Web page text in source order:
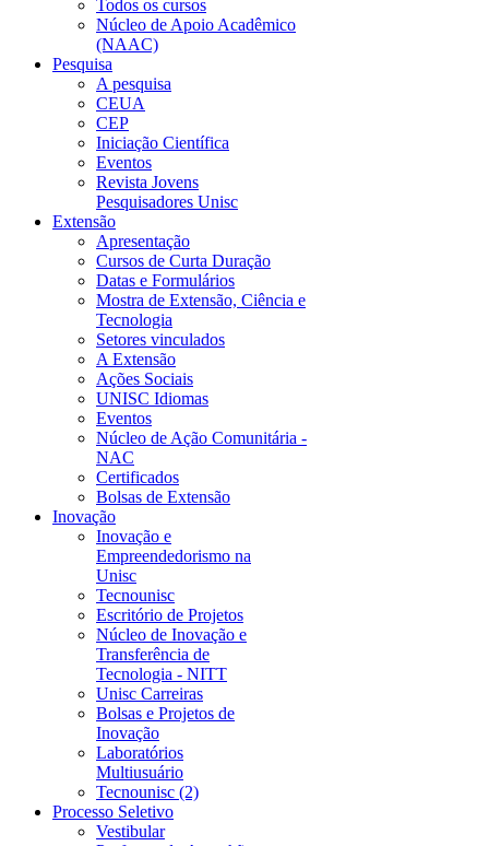
Todos os cursos
Núcleo de Apoio Acadêmico
(NAAC)
Pesquisa
A pesquisa
CEUA
CEP
Iniciação Científica
Eventos
Revista Jovens
Pesquisadores Unisc
Extensão
Apresentação
Cursos de Curta Duração
Datas e Formulários
Mostra de Extensão, Ciência e
Tecnologia
Setores vinculados
A Extensão
Ações Sociais
UNISC Idiomas
Eventos
Núcleo de Ação Comunitária -
NAC
Certificados
Bolsas de Extensão
Inovação
Inovação e
Empreendedorismo na
Unisc
Tecnounisc
Escritório de Projetos
Núcleo de Inovação e
Transferência de
Tecnologia - NITT
Unisc Carreiras
Bolsas e Projetos de
Inovação
Laboratórios
Multiusuário
Tecnounisc (2)
Processo Seletivo
Vestibular